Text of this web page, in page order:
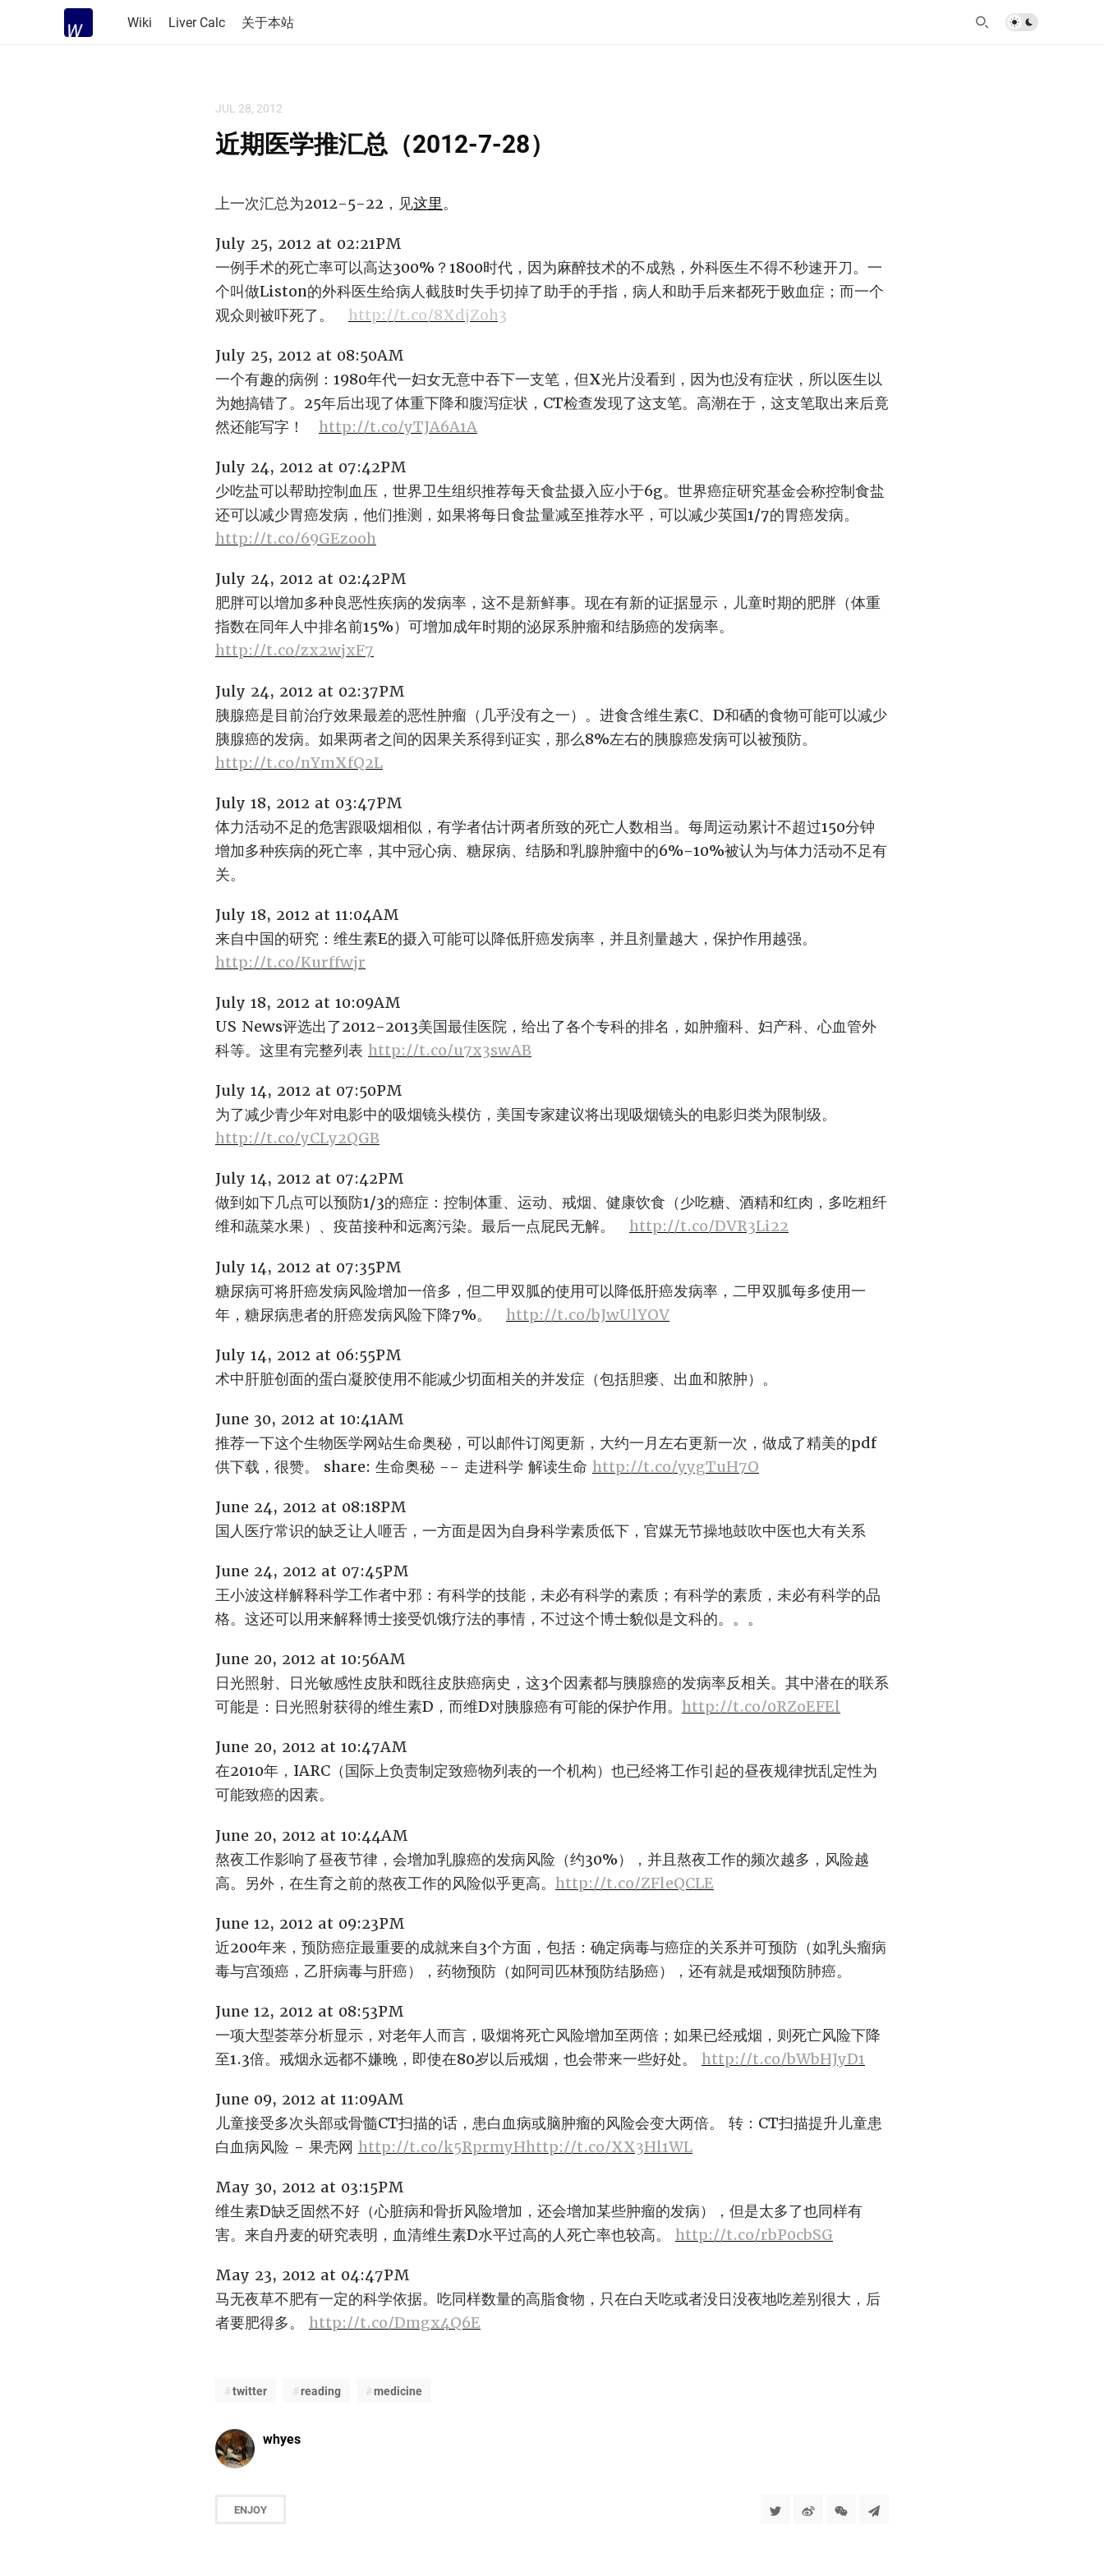
Wiki Liver Calc 关于本站
JUL 28, 2012
近期医学推汇总（2012-7-28）
上一次汇总为2012-5-22，见这里。
July 25, 2012 at 02:21PM
一例手术的死亡率可以高达300%？1800时代，因为麻醉技术的不成熟，外科医生不得不秒速开刀。一
个叫做Liston的外科医生给病人截肢时失手切掉了助手的手指，病人和助手后来都死于败血症；而一个
观众则被吓死了。
http://t.co/8XdjZoh3
July 25, 2012 at 08:50AM
一个有趣的病例：1980年代一妇女无意中吞下一支笔，但X光片没看到，因为也没有症状，所以医生以
为她搞错了。25年后出现了体重下降和腹泻症状，CT检查发现了这支笔。高潮在于，这支笔取出来后竟
然还能写字！
http://t.co/yTJA6A1A
July 24, 2012 at 07:42PM
少吃盐可以帮助控制血压，世界卫生组织推荐每天食盐摄入应小于6g。世界癌症研究基金会称控制食盐
还可以减少胃癌发病，他们推测，如果将每日食盐量减至推荐水平，可以减少英国1/7的胃癌发病。
http://t.co/69GEzooh
July 24, 2012 at 02:42PM
肥胖可以增加多种良恶性疾病的发病率，这不是新鲜事。现在有新的证据显示，儿童时期的肥胖（体重
指数在同年人中排名前15%）可增加成年时期的泌尿系肿瘤和结肠癌的发病率。
http://t.co/zx2wjxF7
July 24, 2012 at 02:37PM
胰腺癌是目前治疗效果最差的恶性肿瘤（几乎没有之一）。进食含维生素C、D和硒的食物可能可以减少
胰腺癌的发病。如果两者之间的因果关系得到证实，那么8%左右的胰腺癌发病可以被预防。
http://t.co/nYmXfQ2L
July 18, 2012 at 03:47PM
体力活动不足的危害跟吸烟相似，有学者估计两者所致的死亡人数相当。每周运动累计不超过150分钟
增加多种疾病的死亡率，其中冠心病、糖尿病、结肠和乳腺肿瘤中的6%-10%被认为与体力活动不足有
关。
July 18, 2012 at 11:04AM
来自中国的研究：维生素E的摄入可能可以降低肝癌发病率，并且剂量越大，保护作用越强。
http://t.co/Kurffwjr
July 18, 2012 at 10:09AM
US News评选出了2012-2013美国最佳医院，给出了各个专科的排名，如肿瘤科、妇产科、心血管外
科等。这里有完整列表 http://t.co/u7x3swAB
July 14, 2012 at 07:50PM
为了减少青少年对电影中的吸烟镜头模仿，美国专家建议将出现吸烟镜头的电影归类为限制级。
http://t.co/yCLy2QGB
July 14, 2012 at 07:42PM
做到如下几点可以预防1/3的癌症：控制体重、运动、戒烟、健康饮食（少吃糖、酒精和红肉，多吃粗纤
维和蔬菜水果）、疫苗接种和远离污染。最后一点屁民无解。 http://t.co/DVR3Li22
July 14, 2012 at 07:35PM
糖尿病可将肝癌发病风险增加一倍多，但二甲双胍的使用可以降低肝癌发病率，二甲双胍每多使用一
年，糖尿病患者的肝癌发病风险下降7%。 http://t.co/bJwUlYOV
July 14, 2012 at 06:55PM
术中肝脏创面的蛋白凝胶使用不能减少切面相关的并发症（包括胆瘘、出血和脓肿）。
June 30, 2012 at 10:41AM
推荐一下这个生物医学网站生命奥秘，可以邮件订阅更新，大约一月左右更新一次，做成了精美的pdf
供下载，很赞。 share: 生命奥秘 -- 走进科学 解读生命 http://t.co/yygTuH7O
June 24, 2012 at 08:18PM
国人医疗常识的缺乏让人咂舌，一方面是因为自身科学素质低下，官媒无节操地鼓吹中医也大有关系
June 24, 2012 at 07:45PM
王小波这样解释科学工作者中邪：有科学的技能，未必有科学的素质；有科学的素质，未必有科学的品
格。这还可以用来解释博士接受饥饿疗法的事情，不过这个博士貌似是文科的。。。
June 20, 2012 at 10:56AM
日光照射、日光敏感性皮肤和既往皮肤癌病史，这3个因素都与胰腺癌的发病率反相关。其中潜在的联系
可能是：日光照射获得的维生素D，而维D对胰腺癌有可能的保护作用。 http://t.co/0RZoEFEl
June 20, 2012 at 10:47AM
在2010年，IARC（国际上负责制定致癌物列表的一个机构）也已经将工作引起的昼夜规律扰乱定性为
可能致癌的因素。
June 20, 2012 at 10:44AM
熬夜工作影响了昼夜节律，会增加乳腺癌的发病风险（约30%），并且熬夜工作的频次越多，风险越
高。另外，在生育之前的熬夜工作的风险似乎更高。 http://t.co/ZFleQCLE
June 12, 2012 at 09:23PM
近200年来，预防癌症最重要的成就来自3个方面，包括：确定病毒与癌症的关系并可预防（如乳头瘤病
毒与宫颈癌，乙肝病毒与肝癌），药物预防（如阿司匹林预防结肠癌），还有就是戒烟预防肺癌。
June 12, 2012 at 08:53PM
一项大型荟萃分析显示，对老年人而言，吸烟将死亡风险增加至两倍；如果已经戒烟，则死亡风险下降
至1.3倍。戒烟永远都不嫌晚，即使在80岁以后戒烟，也会带来一些好处。 http://t.co/bWbHJyD1
June 09, 2012 at 11:09AM
儿童接受多次头部或骨髓CT扫描的话，患白血病或脑肿瘤的风险会变大两倍。 转：CT扫描提升儿童患
白血病风险 - 果壳网 http://t.co/k5RprmyHhttp://t.co/XX3Hl1WL
May 30, 2012 at 03:15PM
维生素D缺乏固然不好（心脏病和骨折风险增加，还会增加某些肿瘤的发病），但是太多了也同样有
害。来自丹麦的研究表明，血清维生素D水平过高的人死亡率也较高。 http://t.co/rbP0cbSG
May 23, 2012 at 04:47PM
马无夜草不肥有一定的科学依据。吃同样数量的高脂食物，只在白天吃或者没日没夜地吃差别很大，后
者要肥得多。 http://t.co/Dmgx4Q6E
twitter reading medicine
whyes
ENJOY